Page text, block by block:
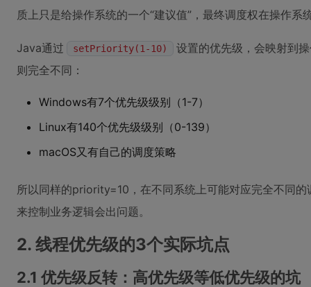
质上只是给操作系统的一个“建议值”，最终调度权在操作系
Java通过 setPriority(1-10)
设置的优先级，会映射到
则完全不同：
Windows有7个优先级级别（1-7）
Linux有140个优先级级别（0-139）
macOS又有自己的调度策略
所以同样的priority=10，在不同系统上可能对应完全不同
来控制业务逻辑会出问题。
2. 线程优先级的3个实际坑点
2.1 优先级反转：高优先级等低优先级的坑